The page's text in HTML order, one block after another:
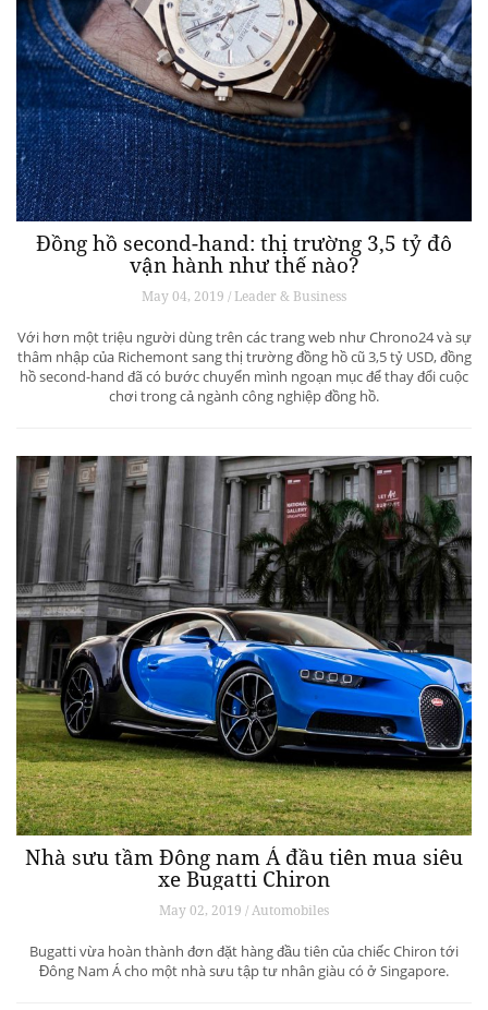
Đồng hồ second-hand: thị trường 3,5 tỷ đô
vận hành như thế nào?
May 04, 2019 / Leader & Business
Với hơn một triệu người dùng trên các trang web như Chrono24 và sự
thâm nhập của Richemont sang thị trường đồng hồ cũ 3,5 tỷ USD, đồng
hồ second-hand đã có bước chuyển mình ngoạn mục để thay đổi cuộc
chơi trong cả ngành công nghiệp đồng hồ.
Nhà sưu tầm Đông nam Á đầu tiên mua siêu
xe Bugatti Chiron
May 02, 2019 / Automobiles
Bugatti vừa hoàn thành đơn đặt hàng đầu tiên của chiếc Chiron tới
Đông Nam Á cho một nhà sưu tập tư nhân giàu có ở Singapore.